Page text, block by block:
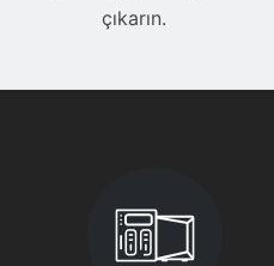
çıkarın.